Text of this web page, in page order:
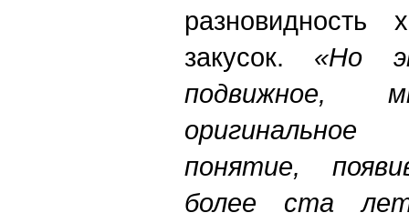
разновидность
закусок. «Но
подвижное,
оригинальное
понятие,
более ста